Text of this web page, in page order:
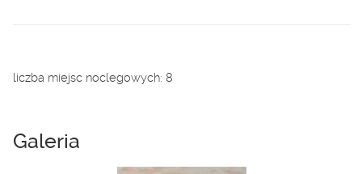
liczba miejsc noclegowych: 8
Galeria